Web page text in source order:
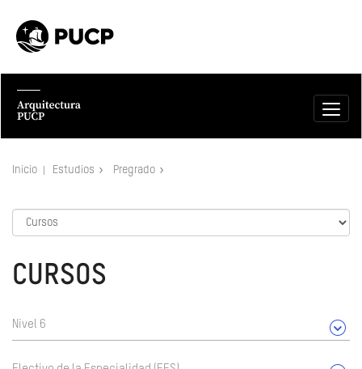
Inicio Estudios Pregrado
CURSOS
Nivel 6